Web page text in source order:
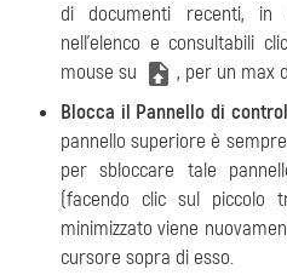
di documenti recenti, in
nell’elenco e consultabili
mouse su
, per un max
Blocca il Pannello di
pannello superiore è
per sbloccare tale
(facendo clic sul piccolo
minimizzato viene
cursore sopra di esso.